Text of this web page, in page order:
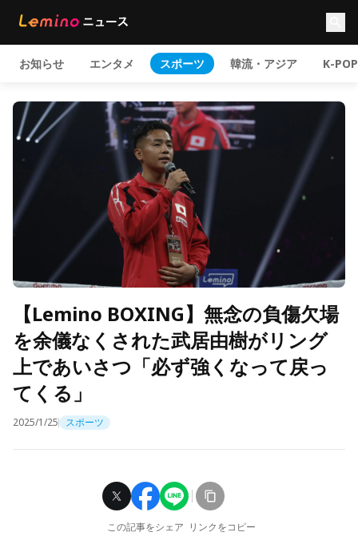
お知らせ エンタメ スポーツ 韓流・アジア K-POP
【Lemino BOXING】無念の負傷欠場
を余儀なくされた武居由樹がリング
上であいさつ「必ず強くなって戻っ
てくる」
2025/1/25 スポーツ
この記事をシェア リンクをコピー